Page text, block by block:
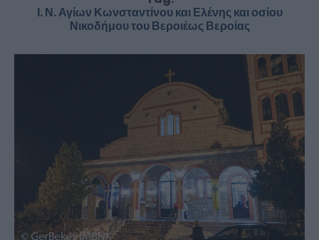
Ι. Ν. Αγίων Κωνσταντίνου και Ελένης και οσίου
Νικοδήμου του Βεροιέως Βεροίας